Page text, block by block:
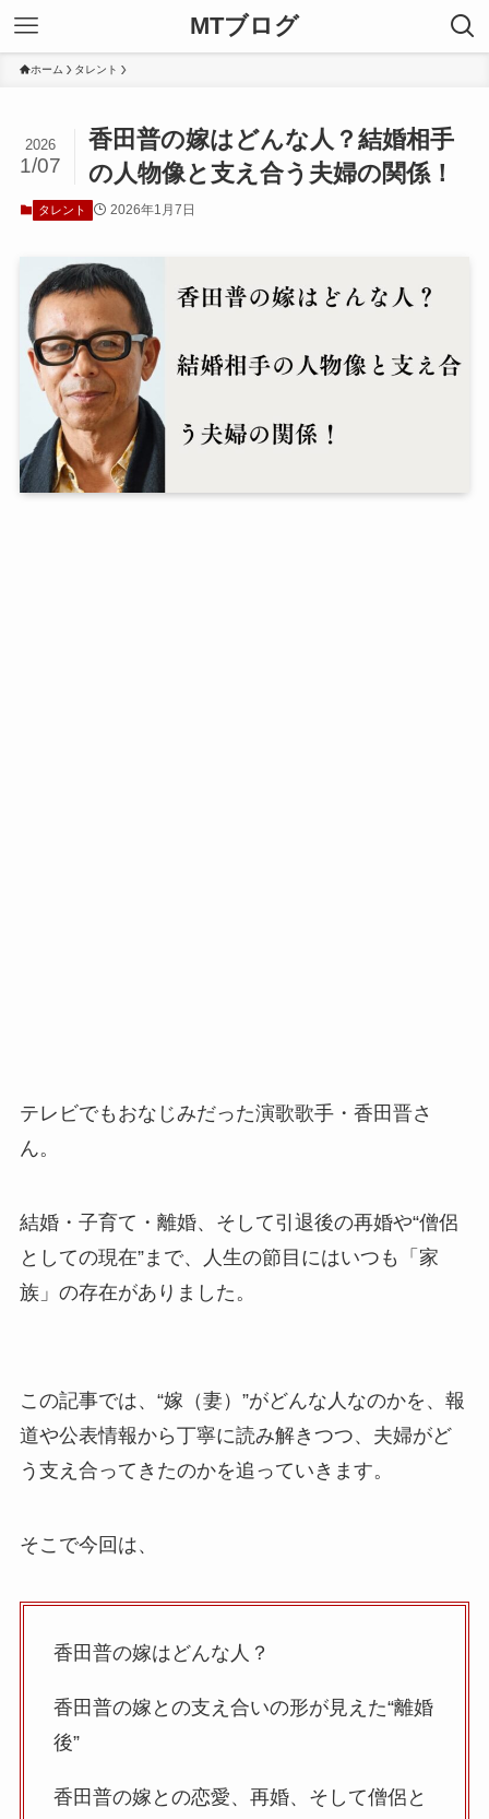
MTブログ
ホーム タレント
香田普の嫁はどんな人？結婚相手
の人物像と支え合う夫婦の関係！
2026
1/07
タレント 2026年1月7日
テレビでもおなじみだった演歌歌手・香田晋さ
ん。
結婚・子育て・離婚、そして引退後の再婚や“僧侶
としての現在”まで、人生の節目にはいつも「家
族」の存在がありました。
この記事では、“嫁（妻）”がどんな人なのかを、報
道や公表情報から丁寧に読み解きつつ、夫婦がど
う支え合ってきたのかを追っていきます。
そこで今回は、
香田普の嫁はどんな人？
香田普の嫁との支え合いの形が見えた“離婚
後”
香田普の嫁との恋愛、再婚、そして僧侶と